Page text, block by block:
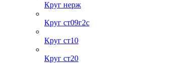
Круг нерж
Круг ст09г2с
Круг ст10
Круг ст20